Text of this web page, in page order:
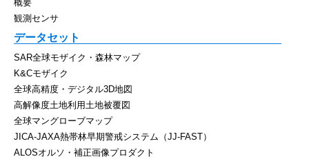
概要
観測センサ
データセット
SAR全球モザイク・森林マップ
K&Cモザイク
全球高精度・デジタル3D地図
高解像度土地利用土地被覆図
全球マングローブマップ
JICA-JAXA熱帯林早期警戒システム（JJ-FAST）
ALOSオルソ・補正画像プロダクト